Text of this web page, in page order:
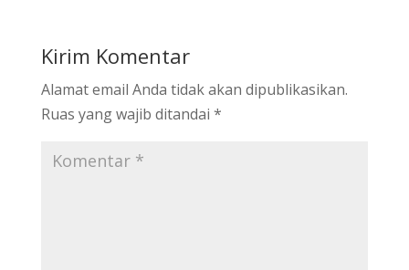
Kirim Komentar
Alamat email Anda tidak akan dipublikasikan.
Ruas yang wajib ditandai *